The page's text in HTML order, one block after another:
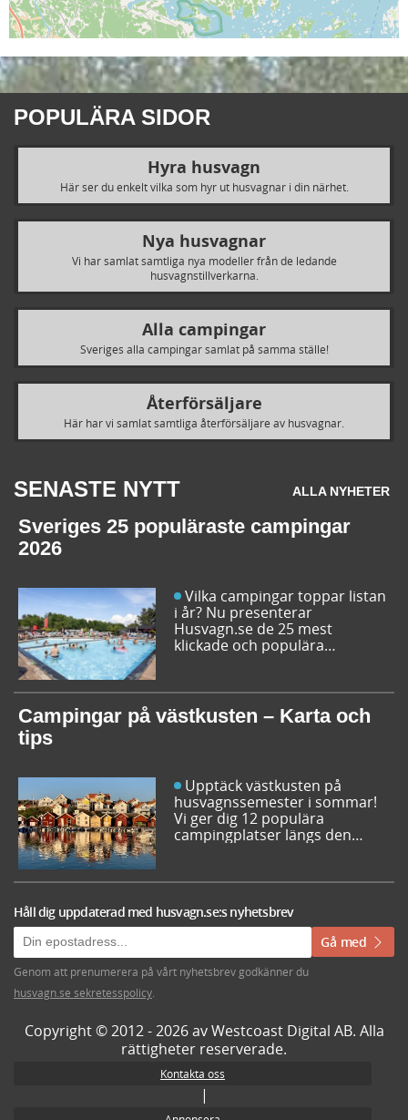
POPULÄRA SIDOR
Hyra husvagn
Här ser du enkelt vilka som hyr ut husvagnar i din närhet.
Nya husvagnar
Vi har samlat samtliga nya modeller från de ledande
husvagnstillverkarna.
Alla campingar
Sveriges alla campingar samlat på samma ställe!
Återförsäljare
Här har vi samlat samtliga återförsäljare av husvagnar.
SENASTE NYTT ALLA NYHETER
Sveriges 25 populäraste campingar
2026
Vilka campingar toppar listan
i år? Nu presenterar
Husvagn.se de 25 mest
klickade och populära
inspireras av campingfolkets
egna favoriter och hitta din
nästa favorit redan idag!
Campingar på västkusten – Karta och
tips
husvagnssemester i sommar!
Vi ger dig 12 populära
campingplatser längs den
campingar längst västkusten
Håll dig uppdaterad med husvagn.se:s nyhetsbrev
Gå med
Genom att prenumerera på vårt nyhetsbrev godkänner du
husvagn.se sekretesspolicy
Copyright © 2012 - 2026 av Westcoast Digital AB. Alla
rättigheter reserverade.
Kontakta oss
|